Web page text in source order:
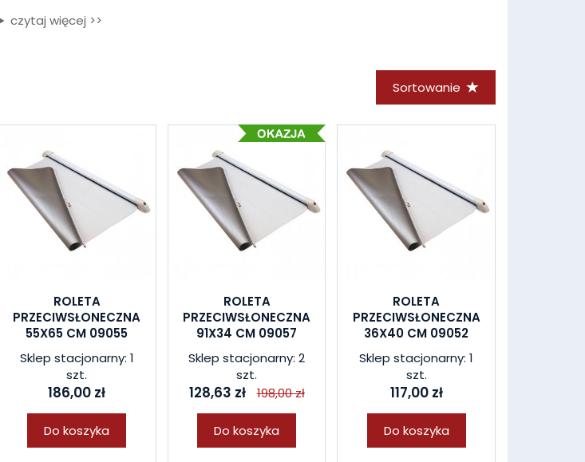
czytaj więcej >>
Sortowanie
ROLETA
PRZECIWSŁONECZNA
55X65 CM 09055
Sklep stacjonarny: 1
szt.
186,00 zł
Do koszyka
ROLETA
PRZECIWSŁONECZNA
91X34 CM 09057
Sklep stacjonarny: 2
szt.
128,63 zł 198,00 zł
Do koszyka
ROLETA
PRZECIWSŁONECZNA
36X40 CM 09052
Sklep stacjonarny: 1
szt.
117,00 zł
Do koszyka